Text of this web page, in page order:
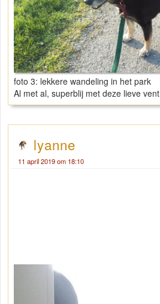
foto 3: lekkere wandeling in het park
Al met al, superblij met deze lieve vent
lyanne
11 april 2019 om 18:10